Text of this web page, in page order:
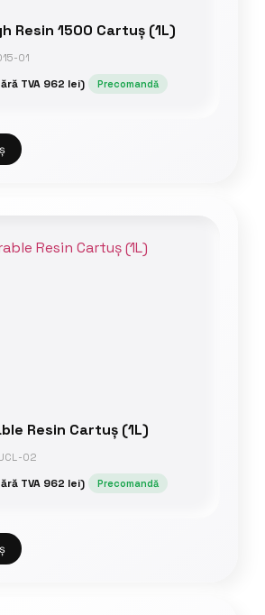
Resin 1500 Cartuș (1L)
01
TVA 962 lei) Precomandă
Resin Cartuș (1L)
02
TVA 962 lei) Precomandă